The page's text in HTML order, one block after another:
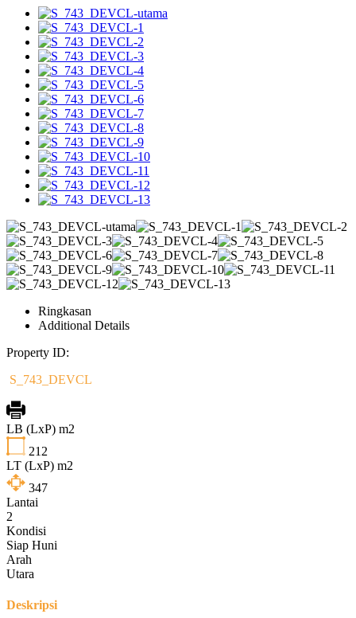
Ringkasan
Additional Details
Property ID:
S_743_DEVCL
LB (LxP) m2
212
LT (LxP) m2
347
Lantai
2
Kondisi
Siap Huni
Arah
Utara
Deskripsi